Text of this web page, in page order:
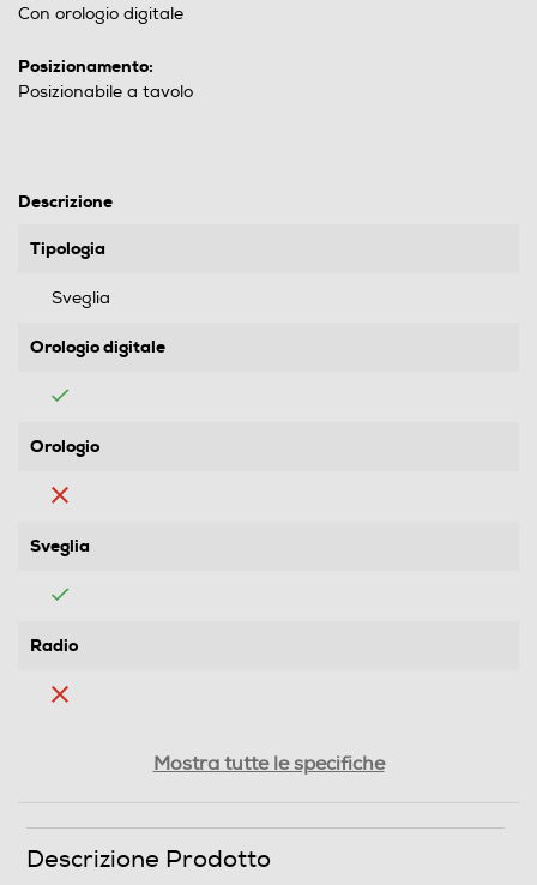
Con orologio digitale
Posizionamento:
Posizionabile a tavolo
Descrizione
Tipologia
Sveglia
Orologio digitale
Orologio
Sveglia
Radio
Mostra tutte le specifiche
Descrizione Prodotto